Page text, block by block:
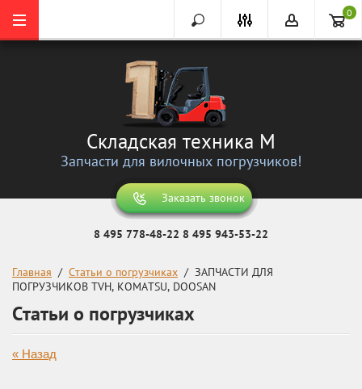
0
Складская техника М
Запчасти для вилочных погрузчиков!
Заказать звонок
8 495 778-48-22 8 495 943-53-22
Главная
  /
Статьи о погрузчиках
  /  ЗАПЧАСТИ ДЛЯ
ПОГРУЗЧИКОВ TVH, KOMATSU, DOOSAN
Статьи о погрузчиках
« Назад